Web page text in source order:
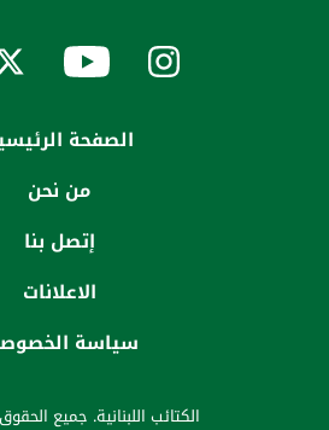
الصفحة
من نحن
إتصل بنا
الاعلانات
سياسة
الكتائب اللبنانية. جميع